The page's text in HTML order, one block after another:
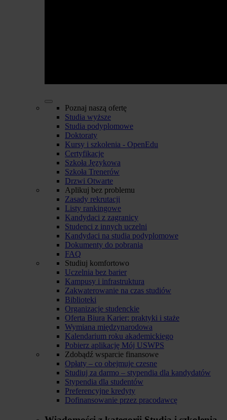
Poznaj naszą ofertę
Studia wyższe
Studia podyplomowe
Doktoraty
Kursy i szkolenia - OpenEdu
Certyfikacje
Szkoła Językowa
Szkoła Trenerów
Drzwi Otwarte
Aplikuj bez problemu
Zasady rekrutacji
Listy rankingowe
Kandydaci z zagranicy
Studenci z innych uczelni
Kandydaci na studia podyplomowe
Dokumenty do pobrania
FAQ
Studiuj komfortowo
Uczelnia bez barier
Kampusy i infrastruktura
Zakwaterowanie na czas studiów
Biblioteki
Organizacje studenckie
Oferta Biura Karier: praktyki i staże
Wymiana międzynarodowa
Kalendarium roku akademickiego
Pobierz aplikację Mój USWPS
Zdobądź wsparcie finansowe
Opłaty – co obejmuje czesne
Studiuj za darmo – stypendia dla kandydatów
Stypendia dla studentów
Preferencyjne kredyty
Dofinansowanie przez pracodawcę